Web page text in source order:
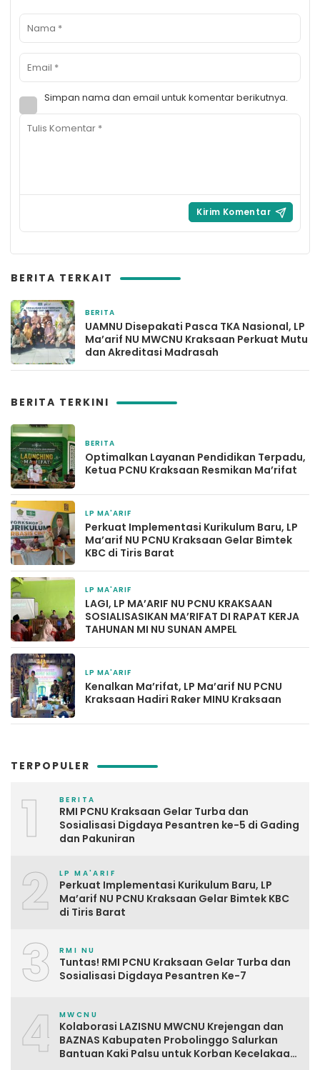
Simpan nama dan email untuk komentar berikutnya.
BERITA TERKAIT
BERITA
UAMNU Disepakati Pasca TKA Nasional, LP
Ma’arif NU MWCNU Kraksaan Perkuat Mutu
dan Akreditasi Madrasah
BERITA TERKINI
BERITA
Optimalkan Layanan Pendidikan Terpadu,
Ketua PCNU Kraksaan Resmikan Ma’rifat
LP MA'ARIF
Perkuat Implementasi Kurikulum Baru, LP
Ma’arif NU PCNU Kraksaan Gelar Bimtek
KBC di Tiris Barat
LP MA'ARIF
LAGI, LP MA’ARIF NU PCNU KRAKSAAN
SOSIALISASIKAN MA’RIFAT DI RAPAT KERJA
TAHUNAN MI NU SUNAN AMPEL
LP MA'ARIF
Kenalkan Ma’rifat, LP Ma’arif NU PCNU
Kraksaan Hadiri Raker MINU Kraksaan
TERPOPULER
1 BERITA
RMI PCNU Kraksaan Gelar Turba dan
Sosialisasi Digdaya Pesantren ke-5 di Gading
dan Pakuniran
2 LP MA'ARIF
Perkuat Implementasi Kurikulum Baru, LP
Ma’arif NU PCNU Kraksaan Gelar Bimtek KBC
di Tiris Barat
3 RMI NU
Tuntas! RMI PCNU Kraksaan Gelar Turba dan
Sosialisasi Digdaya Pesantren Ke-7
4 MWCNU
Kolaborasi LAZISNU MWCNU Krejengan dan
BAZNAS Kabupaten Probolinggo Salurkan
Bantuan Kaki Palsu untuk Korban Kecelakaan